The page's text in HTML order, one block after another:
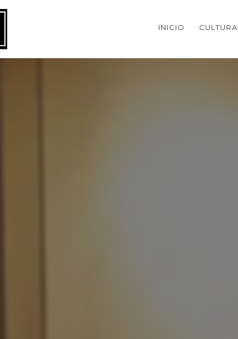
INICIO CULTURA